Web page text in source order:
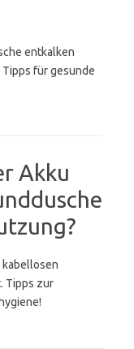
entkalken
für gesunde
Akku
kabellosen
Tipps zur